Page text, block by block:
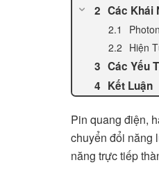
Các Khái
Hiện
Các Yếu
Kết Luận
Pin quang điện,
chuyển đổi năng
năng trực tiếp